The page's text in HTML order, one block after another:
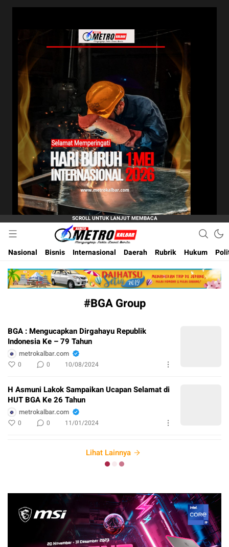
Metro Kalbar
Inspirasi Untuk Negeri
Nasional
Bisnis Internasional Daerah Rubrik Hukum
#BGA Group
BGA : Mengucapkan Dirgahayu Republik
Indonesia Ke – 79 Tahun
metrokalbar.com
0 0 10/08/2024
H Asmuni Lakok Sampaikan Ucapan Selamat di
HUT BGA Ke 26 Tahun
metrokalbar.com
0 0 11/01/2024
Lihat Lainnya